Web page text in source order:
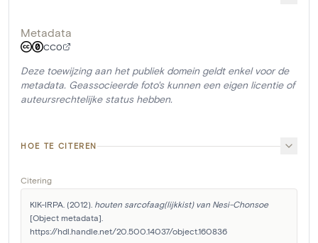
Metadata
CC0
Deze toewijzing aan het publiek domein geldt enkel voor de
metadata. Geassocieerde foto's kunnen een eigen licentie of
auteursrechtelijke status hebben.
HOE TE CITEREN
Citering
KIK-IRPA. (2012). houten sarcofaag(lijkkist) van Nesi-Chonsoe
[Object metadata].
https://hdl.handle.net/20.500.14037/object.160836